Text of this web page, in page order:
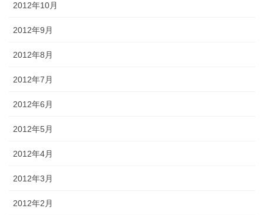
2012年10月
2012年9月
2012年8月
2012年7月
2012年6月
2012年5月
2012年4月
2012年3月
2012年2月